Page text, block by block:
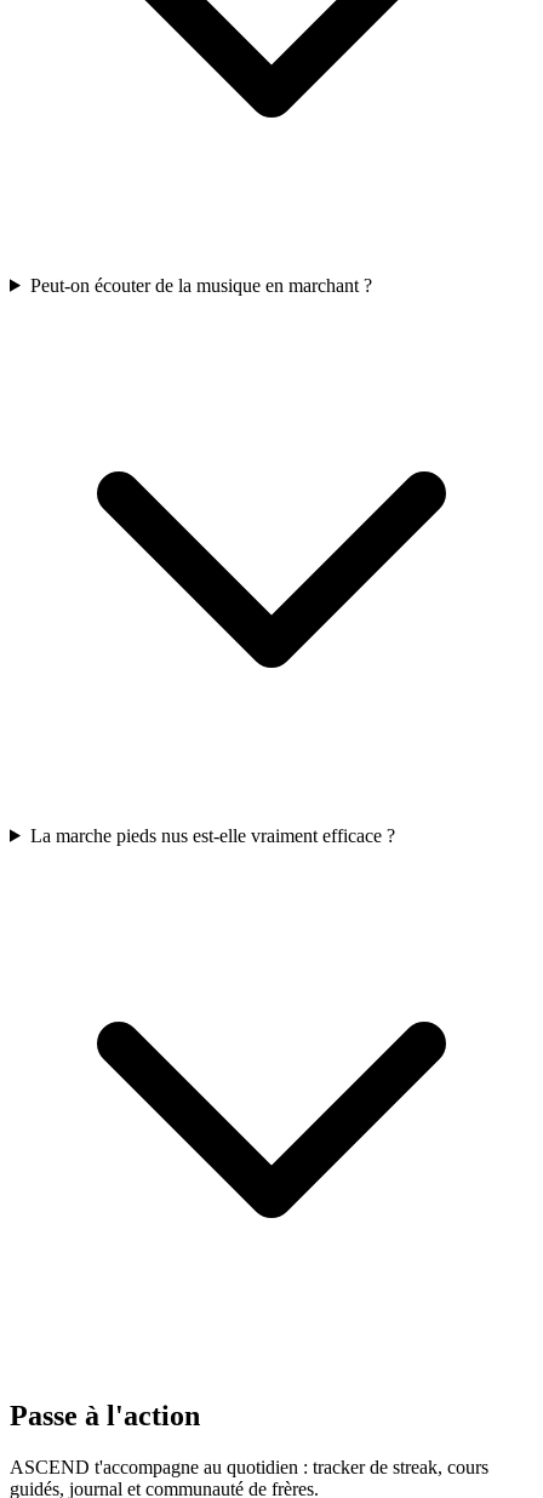
Peut-on écouter de la musique en marchant ?
La marche pieds nus est-elle vraiment efficace ?
Passe à l'action
ASCEND t'accompagne au quotidien : tracker de streak, cours
guidés, journal et communauté de frères.